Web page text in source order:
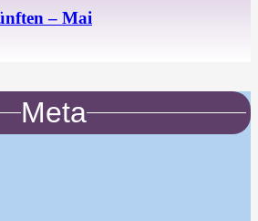
– Mai
Meta